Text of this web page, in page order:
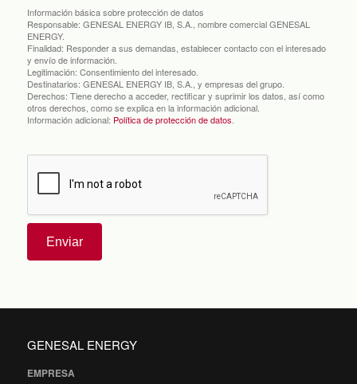
Información básica sobre protección de datos
Responsable: GENESAL ENERGY IB, S.A., nombre comercial GENESAL
ENERGY.
Finalidad: Responder a sus demandas, establecer contacto con el interesado
y envío de información.
Legitimación: Consentimiento del interesado.
Destinatarios: GENESAL ENERGY IB, S.A., y empresas del grupo.
Derechos: Tiene derecho a acceder, rectificar y suprimir los datos, así como
otros derechos, como se explica en la información adicional.
Información adicional: Política de protección de datos
Enviar
GENESAL ENERGY
EMPRESA